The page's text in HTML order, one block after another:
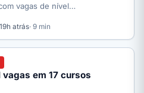
vagas de nível…
atrás· 9 min
em 17 cursos